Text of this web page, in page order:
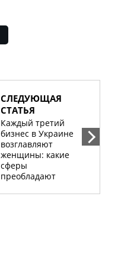
СЛЕДУЮЩАЯ
СТАТЬЯ
Каждый третий
бизнес в Украине
возглавляют
женщины: какие
сферы
преобладают